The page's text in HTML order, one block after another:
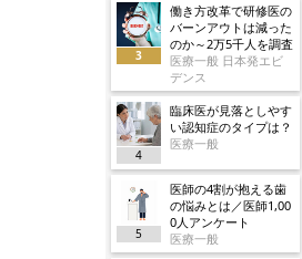
3
働き方改革で研修医の
バーンアウトは減った
のか～2万5千人を調査
医療一般 日本発エビ
デンス
4
臨床医が見落としやす
い認知症のタイプは？
医療一般
5
医師の4割が抱える歯
の悩みとは／医師1,00
0人アンケート
医療一般